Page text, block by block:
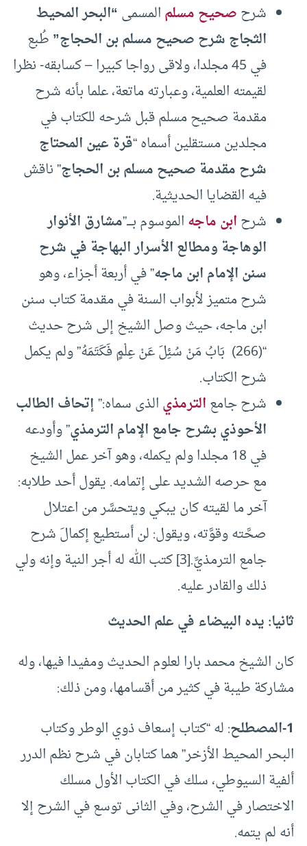
شرحصحيح مسلمالمسمى “البحر المحيط
الثجاج شرح صحيح مسلم بن الحجاج”طُبع
في 45 مجلدا، ولاقى رواجا كبيرا – كسابقه- نظرا
لقيمته العلمية، وعبارته ماتعة، علما بأنه شرح
مقدمة صحيح مسلم قبل شرحه للكتاب في
مجلدين مستقلين أسماه “قرة عين المحتاج
شرح مقدمة صحيح مسلم بن الحجاج” ناقش
فيه القضايا الحديثية.
شرحابن ماجهالموسوم بــــ”مشارق الأنوار
الوهاجة ومطالع الأسرار البهاجة في شرح
سنن الإمام ابن ماجه” في أربعة أجزاء، وهو
شرح متميز لأبواب السنة في مقدمة كتاب سنن
ابن ماجه، حيث وصل الشيخ إلى شرح حديث
“(266)
بَابُ مَنْ سُئِلَ عَنْ عِلْمٍ فَكَتَمَهُ” ولم يكمل
شرح الكتاب.
شرح جامعالترمذيالذى سماه:”إتحاف الطالب
الأحوذي بشرح جامع الإمام الترمذي” وأودعه
في 18 مجلدا ولم يكمله، وهو آخر عمل الشيخ
مع حرصه الشديد على إتمامه. يقول أحد طلابه:
آخر ما لقيته كان يبكي ويتحسَّر من اعتلال
صحَّته وقوَّته، ويقول: لن أستطيع إكمالَ شرح
جامع الترمذيِّ.[3] كتب الله له أجر النية وإنه ولي
ذلك والقادر عليه.
ثانيا: يده البيضاء في علم الحديث
كان الشيخ محمد بارا لعلوم الحديث ومفيدا فيها، وله
مشاركة طيبة في كثير من أقسامها، ومن ذلك:
1-المصطلح
: له “كتاب إسعاف ذوي الوطر وكتاب
البحر المحيط الأزخر” هما كتابان في شرح نظم الدرر
ألفية السيوطي، سلك في الكتاب الأول مسلك
الاختصار في الشرح، وفي الثانى توسع في الشرح إلا
أنه لم يتمه.